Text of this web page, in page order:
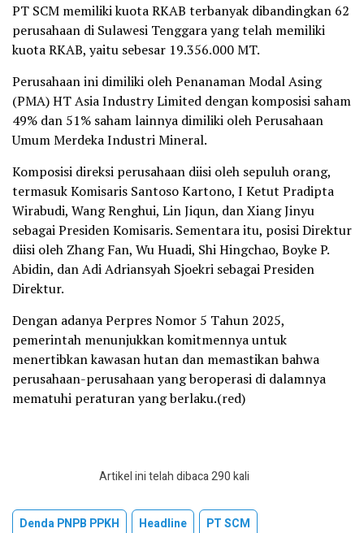
PT SCM memiliki kuota RKAB terbanyak dibandingkan 62
perusahaan di Sulawesi Tenggara yang telah memiliki
kuota RKAB, yaitu sebesar 19.356.000 MT.
Perusahaan ini dimiliki oleh Penanaman Modal Asing
(PMA) HT Asia Industry Limited dengan komposisi saham
49% dan 51% saham lainnya dimiliki oleh Perusahaan
Umum Merdeka Industri Mineral.
Komposisi direksi perusahaan diisi oleh sepuluh orang,
termasuk Komisaris Santoso Kartono, I Ketut Pradipta
Wirabudi, Wang Renghui, Lin Jiqun, dan Xiang Jinyu
sebagai Presiden Komisaris. Sementara itu, posisi Direktur
diisi oleh Zhang Fan, Wu Huadi, Shi Hingchao, Boyke P.
Abidin, dan Adi Adriansyah Sjoekri sebagai Presiden
Direktur.
Dengan adanya Perpres Nomor 5 Tahun 2025,
pemerintah menunjukkan komitmennya untuk
menertibkan kawasan hutan dan memastikan bahwa
perusahaan-perusahaan yang beroperasi di dalamnya
mematuhi peraturan yang berlaku.(red)
Artikel ini telah dibaca 290 kali
Denda PNPB PPKH Headline
PT SCM